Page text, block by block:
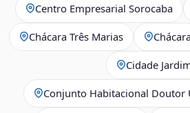
Centro Empresarial Sorocaba
Chácara Três Marias
Cidade
Conjunto Habitacional Doutor